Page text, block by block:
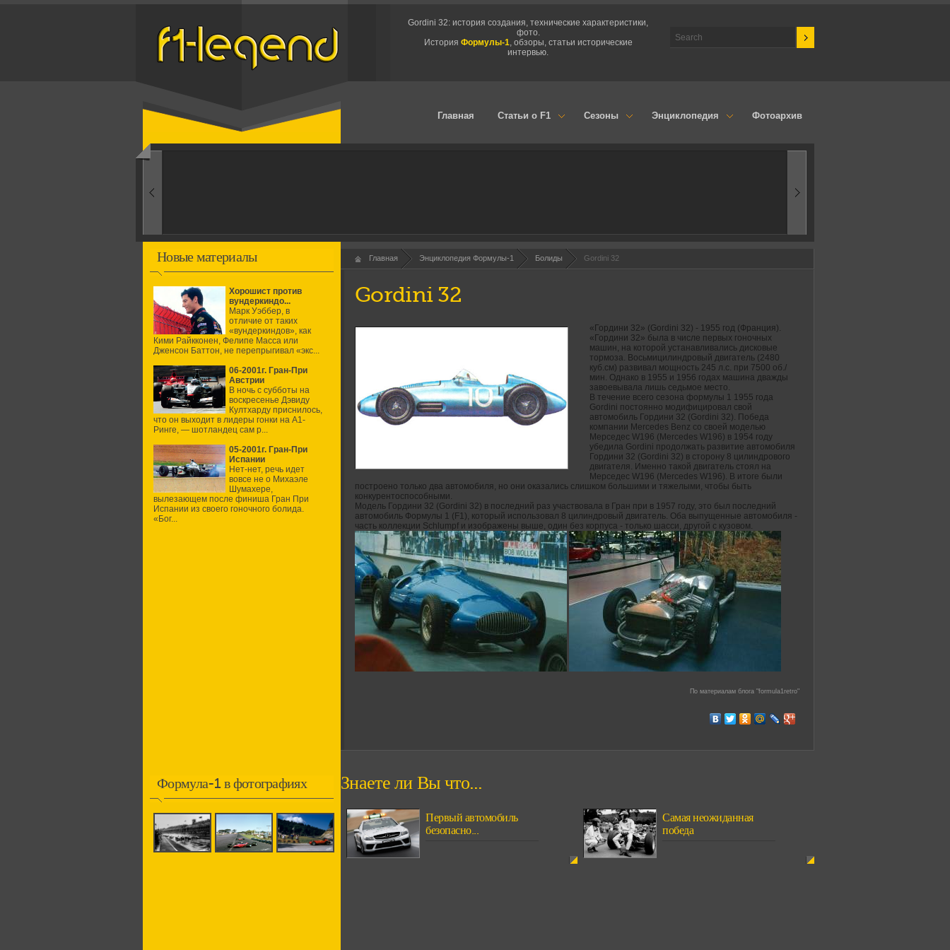
Gordini 32: история создания, технические характеристики,
фото.
История Формулы-1, обзоры, статьи исторические
интервью.
Главная Статьи о F1 Сезоны Энциклопедия Фотоархив
1950-ые
Новые материалы
Хорошист против
вундеркиндо...
Марк Уэббер, в
отличие от таких
«вундеркиндов», как
Кими Райкконен, Фелипе Масса или
Дженсон Баттон, не перепрыгивал «экс...
06-2001г. Гран-При
Австрии
В ночь с субботы на
воскресенье Дэвиду
Култхарду приснилось,
что он выходит в лидеры гонки на А1-
Ринге, — шотландец сам р...
05-2001г. Гран-При
Испании
Нет-нет, речь идет
вовсе не о Михаэле
Шумахере,
вылезающем после финиша Гран При
Испании из своего гоночного болида.
«Бог...
Формула-1 в фотографиях
Главная Энциклопедия Формулы-1 Болиды Gordini 32
Gordini 32
«Гордини 32» (Gordini 32) - 1955 год (Франция).
«Гордини 32» была в числе первых гоночных
машин, на которой устанавливались дисковые
тормоза. Восьмицилиндровый двигатель (2480
куб.см) развивал мощность 245 л.с. при 7500 об./
мин. Однако в 1955 и 1956 годах машина дважды
завоевывала лишь седьмое место.
В течение всего сезона формулы 1 1955 года
Gordini постоянно модифицировал свой
автомобиль Гордини 32 (Gordini 32). Победа
компании Mercedes Benz со своей моделью
Мерседес W196 (Mercedes W196) в 1954 году
убедила Gordini продолжать развитие автомобиля
Гордини 32 (Gordini 32) в сторону 8 цилиндрового
двигателя. Именно такой двигатель стоял на
Мерседес W196 (Mercedes W196). В итоге были
построено только два автомобиля, но они оказались слишком большими и тяжелыми, чтобы быть
конкурентоспособными.
Модель Гордини 32 (Gordini 32) в последний раз участвовала в Гран при в 1957 году, это был последний
автомобиль Формулы 1 (F1), который использовал 8 цилиндровый двигатель. Оба выпущенные автомобиля -
часть коллекции Schlumpf и изображены выше, один без корпуса - только шасси, другой с кузовом.
По материалам блога "formula1retro"
Знаете ли Вы что...
Первый автомобиль
безопасно...
Самая неожиданная
победа